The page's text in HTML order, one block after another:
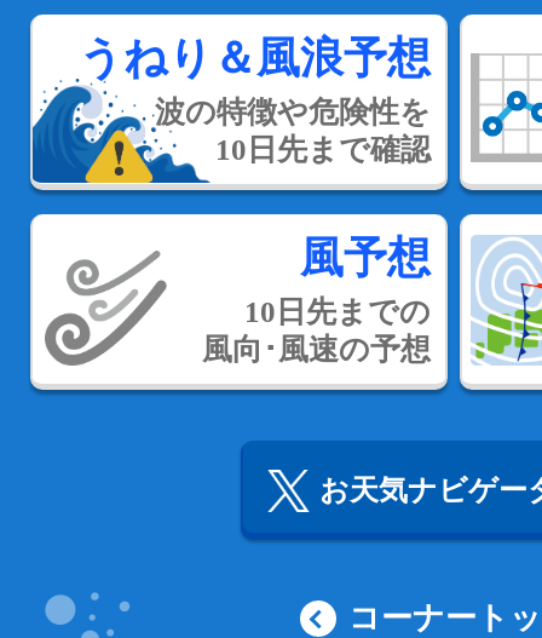
うねり＆風浪予想
波の特徴や危険性を
10日先まで確認
風予想
10日先までの
風向･風速の予想
お天気ナビゲー
コーナート